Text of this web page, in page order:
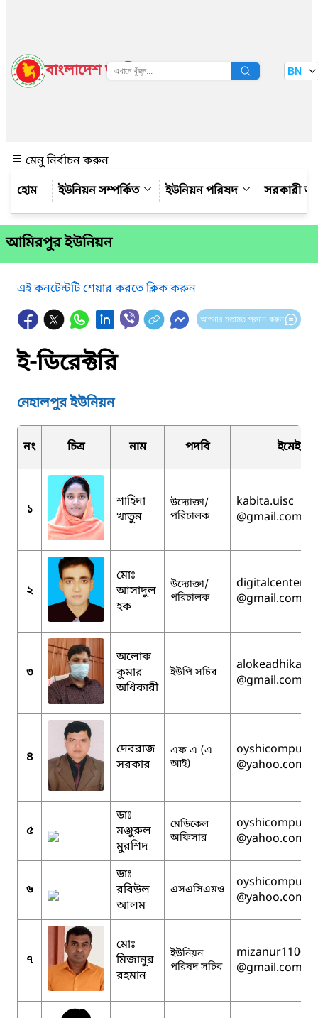
বাংলাদেশ জাতীয় তথ্য বাতায়ন BN
মেনু নির্বাচন করুন
ইউনিয়ন সম্পর্কিত
ইউনিয়ন পরিষদ সরকারী
আমিরপুর ইউনিয়ন
এই কনটেন্টটি শেয়ার করতে ক্লিক করুন
আপনার মতামত প্রদান করুন
ই-ডিরেক্টরি
নেহালপুর ইউনিয়ন
নং চিত্র নাম পদবি ইমেইল
১
শাহিদা
খাতুন
উদ্যোক্তা/
পরিচালক
kabita.uisc
@gmail.com
২
মোঃ
আসাদুল
হক
উদ্যোক্তা/
পরিচালক
digitalcenter9
@gmail.com
৩
অলোক
কুমার
অধিকারী
ইউপি সচিব
@gmail.com
৪
দেবরাজ
সরকার
এফ এ (এ
আই)
@yahoo.com
৫
ডাঃ
মঞ্জুরুল
মুরশিদ
মেডিকেল
অফিসার
@yahoo.com
৬
ডাঃ
রবিউল
আলম
এসএসিএমও
@yahoo.com
৭
মোঃ
মিজানুর
রহমান
ইউনিয়ন
পরিষদ সচিব
mizanur1100
@gmail.com